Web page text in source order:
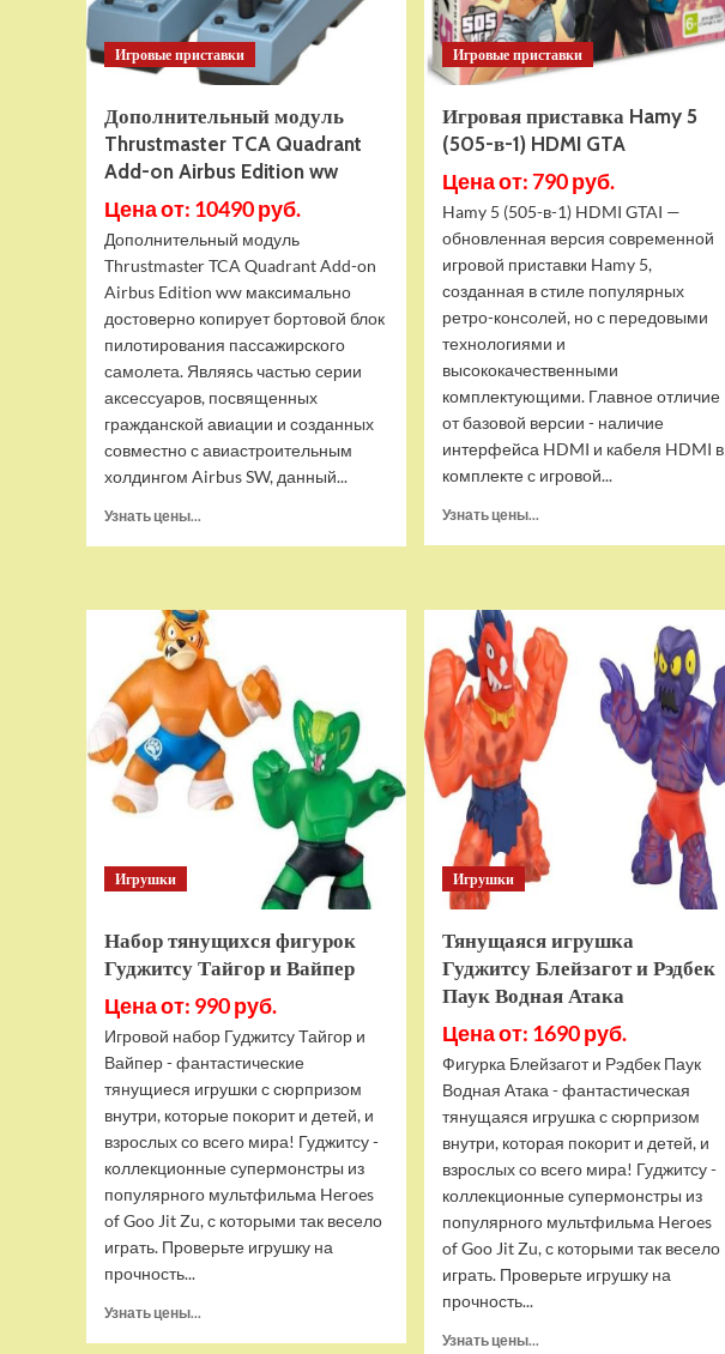
Игровые приставки
Дополнительный модуль
Thrustmaster TCA Quadrant
Add-on Airbus Edition ww
Цена от: 10490 руб.
Дополнительный модуль
Thrustmaster TCA Quadrant Add-on
Airbus Edition ww максимально
достоверно копирует бортовой блок
пилотирования пассажирского
самолета. Являясь частью серии
аксессуаров, посвященных
гражданской авиации и созданных
совместно с авиастроительным
холдингом Airbus SW, данный...
Узнать цены...
Thrustmaster
TCA
Quadrant
Add-
on
Airbus
Edition
ww
Игровые приставки
Игровая приставка Hamy 5
(505-в-1) HDMI GTA
Цена от: 790 руб.
Hamy 5 (505-в-1) HDMI GTAI —
обновленная версия современной
игровой приставки Hamy 5,
созданная в стиле популярных
ретро-консолей, но с передовыми
технологиями и
высококачественными
комплектующими. Главное отличие
от базовой версии - наличие
интерфейса HDMI и кабеля HDMI в
комплекте с игровой...
Узнать цены...
Hamy
5
(505-
в-1)
HDMI
GTA
Игрушки
Набор тянущихся фигурок
Гуджитсу Тайгор и Вайпер
Цена от: 990 руб.
Игровой набор Гуджитсу Тайгор и
Вайпер - фантастические
тянущиеся игрушки с сюрпризом
внутри, которые покорит и детей, и
взрослых со всего мира! Гуджитсу -
коллекционные супермонстры из
популярного мультфильма Heroes
of Goo Jit Zu, с которыми так весело
играть. Проверьте игрушку на
прочность...
Узнать цены...
Игрушки
Тянущаяся игрушка
Гуджитсу Блейзагот и Рэдбек
Паук Водная Атака
Цена от: 1690 руб.
Фигурка Блейзагот и Рэдбек Паук
Водная Атака - фантастическая
тянущаяся игрушка с сюрпризом
внутри, которая покорит и детей, и
взрослых со всего мира! Гуджитсу -
коллекционные супермонстры из
популярного мультфильма Heroes
of Goo Jit Zu, с которыми так весело
играть. Проверьте игрушку на
прочность...
Узнать цены...